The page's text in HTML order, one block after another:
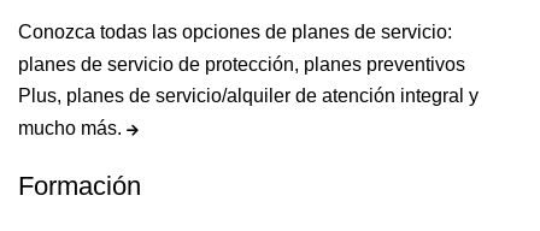
Conozca todas las opciones de planes de servicio:
planes de servicio de protección, planes preventivos
Plus, planes de servicio/alquiler de atención integral y
mucho más.
Formación